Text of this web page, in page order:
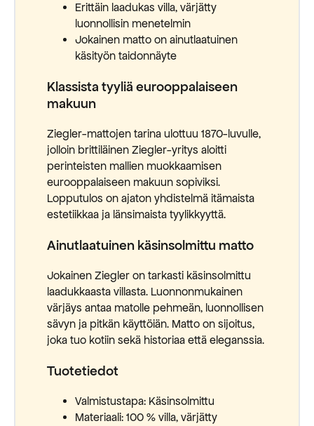
Erittäin laadukas villa, värjätty
luonnollisin menetelmin
Jokainen matto on ainutlaatuinen
käsityön taidonnäyte
Klassista tyyliä eurooppalaiseen
makuun
Ziegler-mattojen tarina ulottuu 1870-luvulle,
jolloin brittiläinen Ziegler-yritys aloitti
perinteisten mallien muokkaamisen
eurooppalaiseen makuun sopiviksi.
Lopputulos on ajaton yhdistelmä itämaista
estetiikkaa ja länsimaista tyylikkyyttä.
Ainutlaatuinen käsinsolmittu matto
Jokainen Ziegler on tarkasti käsinsolmittu
laadukkaasta villasta. Luonnonmukainen
värjäys antaa matolle pehmeän, luonnollisen
sävyn ja pitkän käyttöiän. Matto on sijoitus,
joka tuo kotiin sekä historiaa että eleganssia.
Tuotetiedot
Valmistustapa: Käsinsolmittu
Materiaali: 100 % villa, värjätty